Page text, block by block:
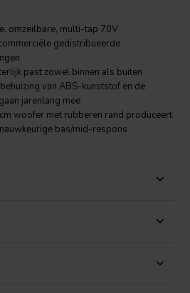
omzeilbare, multi-tap 70V
gedistribueerde
past zowel binnen als buiten
van ABS-kunststof en de
jarenlang mee
woofer met rubberen rand produceert
bas/mid-respons
op muren en plafond; hardware
2-Weg 70V Indoor/Outdoor Speaker